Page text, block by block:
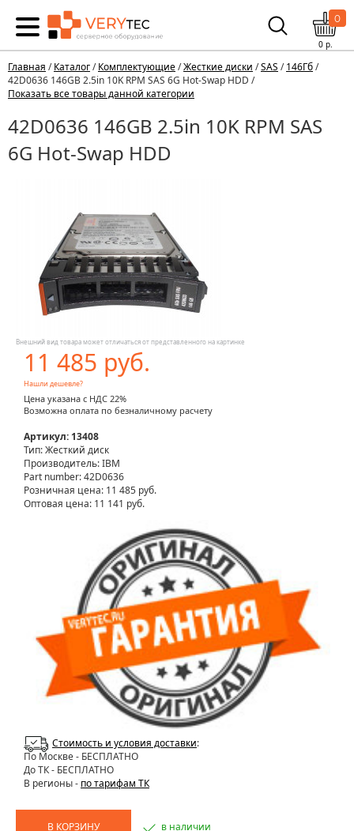
0
0р.
Главная /Каталог/Комплектующие/Жесткие диски /SAS /146Гб/
42D0636 146GB 2.5in 10K RPM SAS 6G Hot-Swap HDD /
Показать все товары данной категории
42D0636 146GB 2.5in 10K RPM SAS
6G Hot-Swap HDD
Внешний вид товара может отличаться от представленного на картинке
11 485 руб.
Нашли дешевле?
Цена указана с НДС 22%
Возможна оплата по безналичному расчету
Артикул: 13408
Тип: Жесткий диск
Производитель: IBM
Part number: 42D0636
Розничная цена: 11 485 руб.
Оптовая цена: 11 141 руб.
Стоимость и условия доставки:
По Москве- БЕСПЛАТНО
До ТК - БЕСПЛАТНО
В регионы - по тарифам ТК
В КОРЗИНУ в наличии